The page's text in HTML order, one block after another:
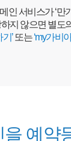
인 서비스가 ‘만
지 않으면 별도
’또는‘my가비
예약